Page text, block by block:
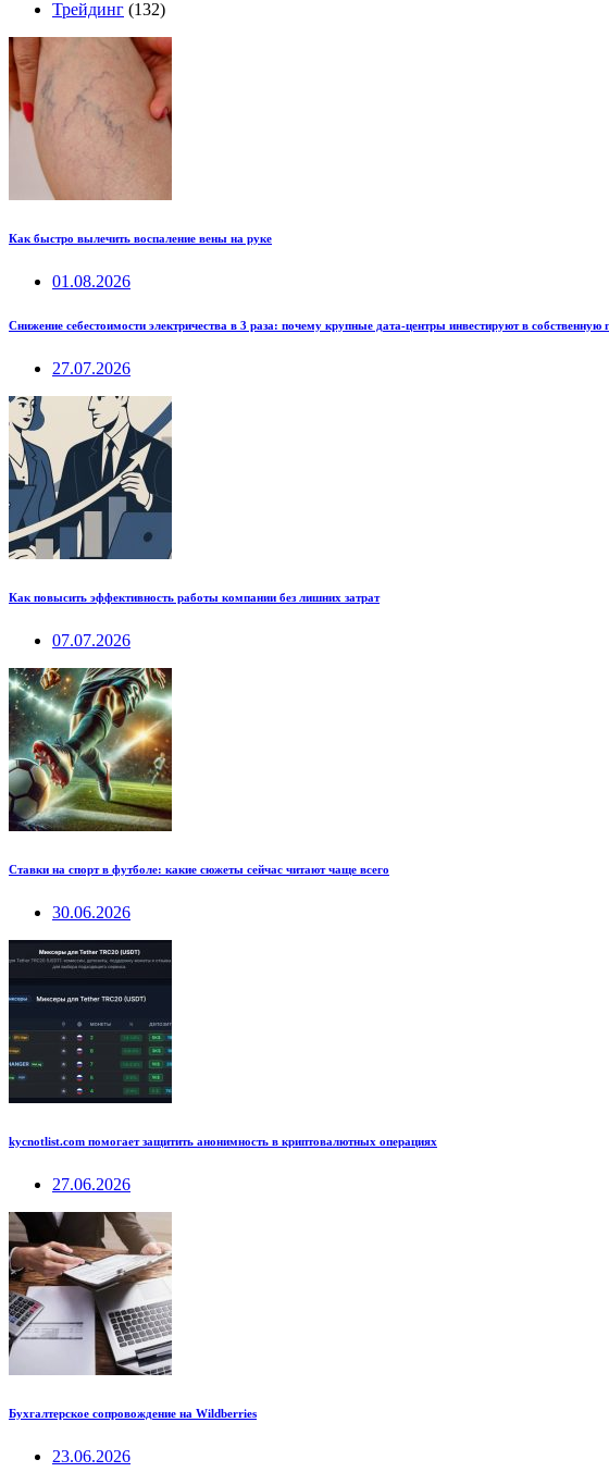
Трейдинг (132)
Как быстро вылечить воспаление вены на руке
01.08.2026
Снижение себестоимости электричества в 3 раза: почему крупные дата-центры инвестируют в собственную
27.07.2026
Как повысить эффективность работы компании без лишних затрат
07.07.2026
Ставки на спорт в футболе: какие сюжеты сейчас читают чаще всего
30.06.2026
kycnotlist.com помогает защитить анонимность в криптовалютных операциях
27.06.2026
Бухгалтерское сопровождение на Wildberries
23.06.2026